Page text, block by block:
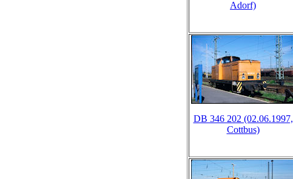
Adorf)
DB 346 202 (02.06.1997,
Cottbus)